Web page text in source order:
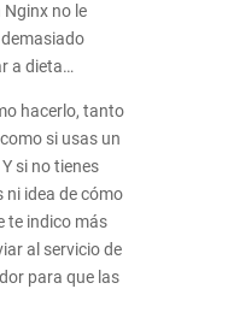
no le
a dieta…
hacerlo, tanto
si usas un
si no tienes
ni idea de cómo
te indico más
al servicio de
para que las